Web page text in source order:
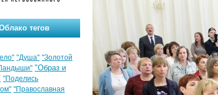
тегов
"Душа" "Золотой
"Образ и
"Поделись
"Православная